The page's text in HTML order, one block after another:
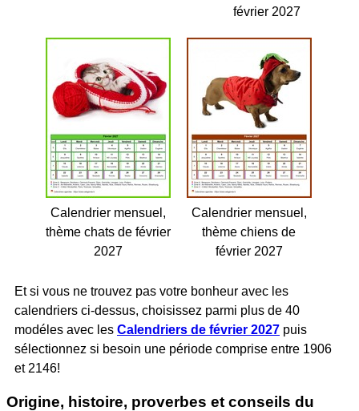
février 2027
Calendrier mensuel,
thème chats de février
2027
Calendrier mensuel,
thème chiens de
février 2027
Et si vous ne trouvez pas votre bonheur avec les
calendriers ci-dessus, choisissez parmi plus de 40
modéles avec les Calendriers de février 2027 puis
sélectionnez si besoin une période comprise entre 1906
et 2146!
Origine, histoire, proverbes et conseils du